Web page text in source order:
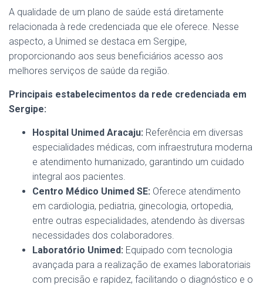
A qualidade de um plano de saúde está diretamente
relacionada à rede credenciada que ele oferece. Nesse
aspecto, a Unimed se destaca em Sergipe,
proporcionando aos seus beneficiários acesso aos
melhores serviços de saúde da região.
Principais estabelecimentos da rede credenciada em
Sergipe:
Hospital Unimed Aracaju: Referência em diversas
especialidades médicas, com infraestrutura moderna
e atendimento humanizado, garantindo um cuidado
integral aos pacientes.
Centro Médico Unimed SE: Oferece atendimento
em cardiologia, pediatria, ginecologia, ortopedia,
entre outras especialidades, atendendo às diversas
necessidades dos colaboradores.
Laboratório Unimed: Equipado com tecnologia
avançada para a realização de exames laboratoriais
com precisão e rapidez, facilitando o diagnóstico e o